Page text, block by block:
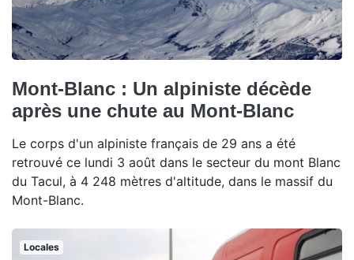
Mont-Blanc : Un alpiniste décède
après une chute au Mont-Blanc
Le corps d'un alpiniste français de 29 ans a été
retrouvé ce lundi 3 août dans le secteur du mont Blanc
du Tacul, à 4 248 mètres d'altitude, dans le massif du
Mont-Blanc.
Locales